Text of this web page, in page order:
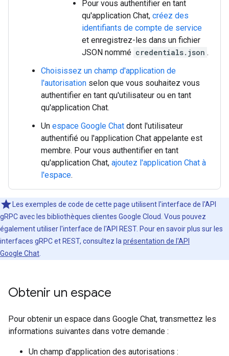
Pour vous authentifier en tant
qu'application Chat, créez des
identifiants de compte de service
et enregistrez-les dans un fichier
JSON nommé credentials.json .
Choisissez un champ d'application de
l'autorisation selon que vous souhaitez vous
authentifier en tant qu'utilisateur ou en tant
qu'application Chat.
Un espace Google Chat dont l'utilisateur
authentifié ou l'application Chat appelante est
membre. Pour vous authentifier en tant
qu'application Chat, ajoutez l'application Chat à
l'espace.
Les exemples de code de cette page utilisent l'interface de l'API
gRPC avec les bibliothèques clientes Google Cloud. Vous pouvez
également utiliser l'interface de l'API REST. Pour en savoir plus sur les
interfaces gRPC et REST, consultez la présentation de l'API
Google Chat
Obtenir un espace
Pour obtenir un espace dans Google Chat, transmettez les
informations suivantes dans votre demande :
Un champ d'application des autorisations :